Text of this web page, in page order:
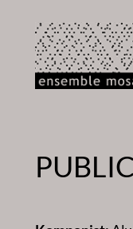
Inhalt
springen